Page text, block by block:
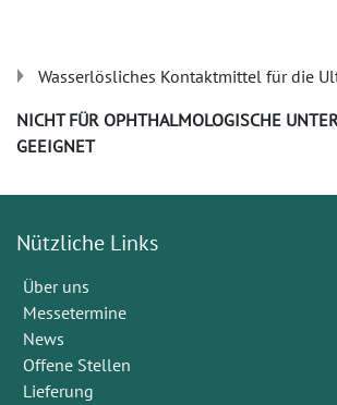
Wasserlösliches Kontaktmittel für die
NICHT FÜR OPHTHALMOLOGISCHE
GEEIGNET
Nützliche Links
Über uns
Messetermine
News
Offene Stellen
Lieferung